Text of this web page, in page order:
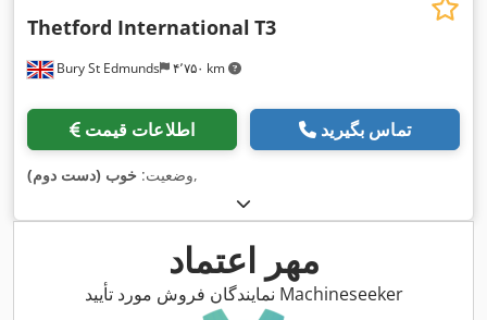
Bury St Edmunds ۴٬۷۵۰ km
Thetford International T3
اطلاعات قیمت تماس بگیرید
وضعیت: خوب (دست دوم) ,
مهر اعتماد
نمایندگان فروش مورد تأیید Machineseeker